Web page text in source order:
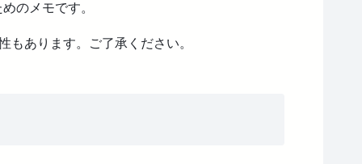
のメモです。
もあります。ご了承ください。